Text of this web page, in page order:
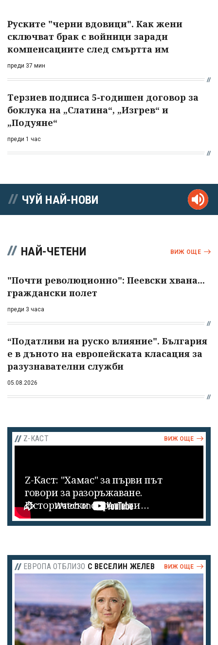
Руските "черни вдовици". Как жени
сключват брак с войници заради
компенсациите след смъртта им
преди 37 мин
Терзиев подписа 5-годишен договор за
боклука на „Слатина“, „Изгрев“ и
„Подуяне“
преди 1 час
ЧУЙ НАЙ-НОВИ
НАЙ-ЧЕТЕНИ ВИЖ ОЩЕ
"Почти революционно": Пеевски хвана...
граждански полет
преди 3 часа
“Податливи на руско влияние". България
е в дъното на европейската класация за
разузнавателни служби
05.08.2026
Z-КАСТ ВИЖ ОЩЕ
Z-Каст: "Хамас" за първи път
говори за разоръжаване.
Исторически обрат или
тактически ход?
ЕВРОПА ОТБЛИЗО С ВЕСЕЛИН ЖЕЛЕВ ВИЖ ОЩЕ